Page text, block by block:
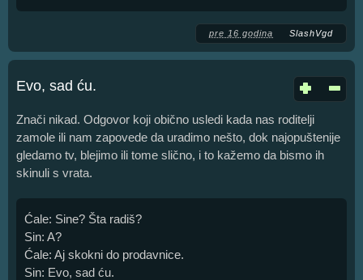
pre 16 godina SlashVgd
Evo, sad ću.
Znači nikad. Odgovor koji obično usledi kada nas roditelji
zamole ili nam zapovede da uradimo nešto, dok najopuštenije
gledamo tv, blejimo ili tome slično, i to kažemo da bismo ih
skinuli s vrata.
Ćale: Sine? Šta radiš?
Sin: A?
Ćale: Aj skokni do prodavnice.
Sin: Evo, sad ću.